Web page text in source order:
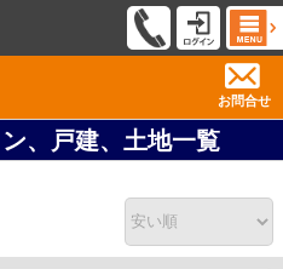
お問合せ
、戸建、土地一覧